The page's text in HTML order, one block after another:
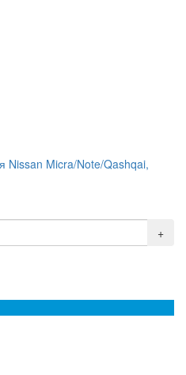
Nissan Micra/Note/Qashqai,
+